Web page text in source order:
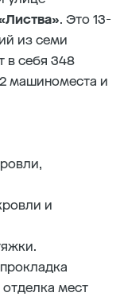
. Это 13-
из семи
в себя 348
машиноместа и
и
мест